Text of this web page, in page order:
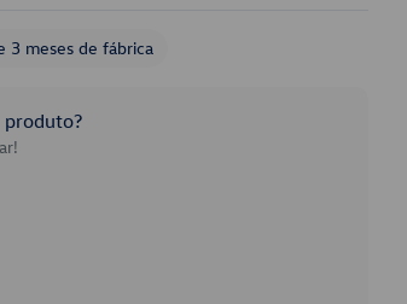
3 meses de fábrica
produto?